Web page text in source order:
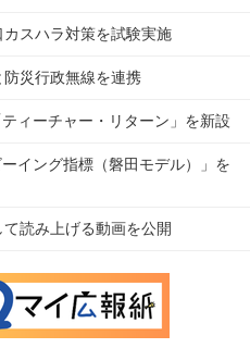
カスハラ対策を試験実施
防災行政無線を連携
ィーチャー・リターン」を新設
イング指標（磐田モデル）」を
読み上げる動画を公開